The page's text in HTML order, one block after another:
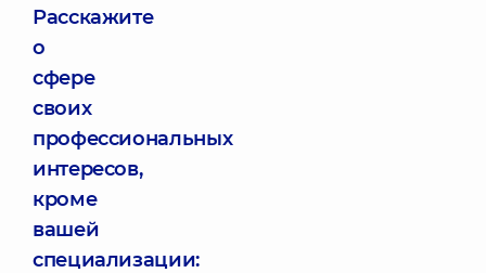
Расскажите
о
сфере
своих
профессиональных
интересов,
кроме
вашей
специализации: